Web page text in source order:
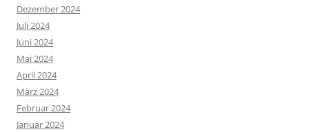
Dezember 2024
Juli 2024
Juni 2024
Mai 2024
April 2024
März 2024
Februar 2024
Januar 2024